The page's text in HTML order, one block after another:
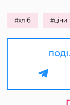
#хліб #ціни